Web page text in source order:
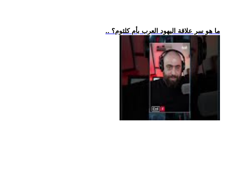
.. ما هو سر علاقة اليهود العرب بأم كلثوم؟